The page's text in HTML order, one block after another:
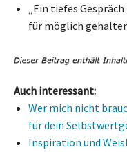
„Ein tiefes
für möglich
Auch interessant:
Wer mich nicht
für dein
Inspiration und